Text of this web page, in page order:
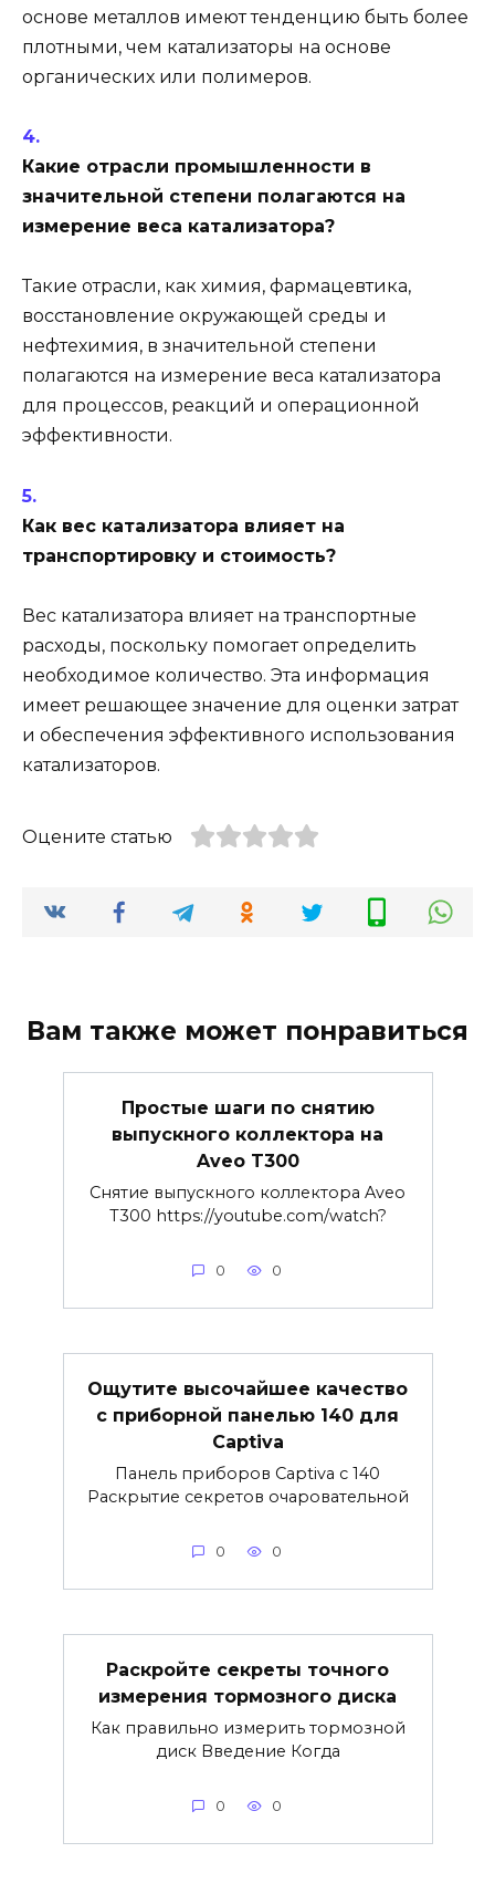
основе металлов имеют тенденцию быть более
плотными, чем катализаторы на основе
органических или полимеров.
Какие отрасли промышленности в
значительной степени полагаются на
измерение веса катализатора?
Такие отрасли, как химия, фармацевтика,
восстановление окружающей среды и
нефтехимия, в значительной степени
полагаются на измерение веса катализатора
для процессов, реакций и операционной
эффективности.
Как вес катализатора влияет на
транспортировку и стоимость?
Вес катализатора влияет на транспортные
расходы, поскольку помогает определить
необходимое количество. Эта информация
имеет решающее значение для оценки затрат
и обеспечения эффективного использования
катализаторов.
Оцените статью
Вам также может понравиться
Простые шаги по снятию
выпускного коллектора на
Aveo T300
Снятие выпускного коллектора Aveo
T300 https://youtube.com/watch?
0 0
Ощутите высочайшее качество
с приборной панелью 140 для
Captiva
Панель приборов Captiva с 140
Раскрытие секретов очаровательной
0 0
Раскройте секреты точного
измерения тормозного диска
Как правильно измерить тормозной
диск Введение Когда
0 0